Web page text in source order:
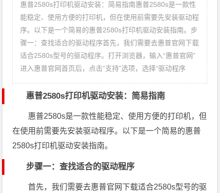
惠普2580s打印机驱动安装：简易指南惠普2580s是一款性
能稳定、使用方便的打印机，但在使用前需要先安装驱动程
序。以下是一个简易的惠普2580s打印机驱动安装指南。步
骤一：查找适合的驱动程序首先，我们需要去惠普官网下载
适合2580s型号的驱动程序。打开浏览器，输入“惠普官网”
进入惠普官网首页后，点击“支持”选项，选择“驱动程序
惠普2580s打印机驱动安装：简易指南
惠普2580s是一款性能稳定、使用方便的打印机，但
在使用前需要先安装驱动程序。以下是一个简易的惠普
2580s打印机驱动安装指南。
步骤一：查找适合的驱动程序
首先，我们需要去惠普官网下载适合2580s型号的驱